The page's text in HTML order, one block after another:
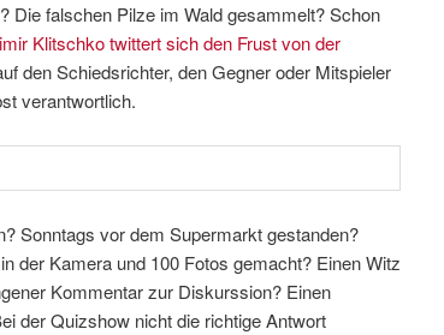
Die falschen Pilze im Wald gesammelt? Schon
Klitschko twittert sich den Frust von der
den Schiedsrichter, den Gegner oder Mitspieler
verantwortlich.
Sonntags vor dem Supermarkt gestanden?
der Kamera und 100 Fotos gemacht? Einen Witz
Kommentar zur Diskurssion? Einen
der Quizshow nicht die richtige Antwort